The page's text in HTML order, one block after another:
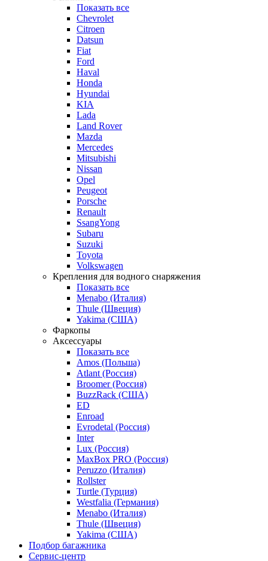
Показать все
Chevrolet
Citroen
Datsun
Fiat
Ford
Haval
Honda
Hyundai
KIA
Lada
Land Rover
Mazda
Mercedes
Mitsubishi
Nissan
Opel
Peugeot
Porsche
Renault
SsangYong
Subaru
Suzuki
Toyota
Volkswagen
Крепления для водного снаряжения
Показать все
Menabo (Италия)
Thule (Швеция)
Yakima (США)
Фаркопы
Аксессуары
Показать все
Amos (Польша)
Atlant (Россия)
Broomer (Россия)
BuzzRack (США)
ED
Enroad
Evrodetal (Россия)
Inter
Lux (Россия)
MaxBox PRO (Россия)
Peruzzo (Италия)
Rollster
Turtle (Турция)
Westfalia (Германия)
Menabo (Италия)
Thule (Швеция)
Yakima (США)
Подбор багажника
Сервис-центр